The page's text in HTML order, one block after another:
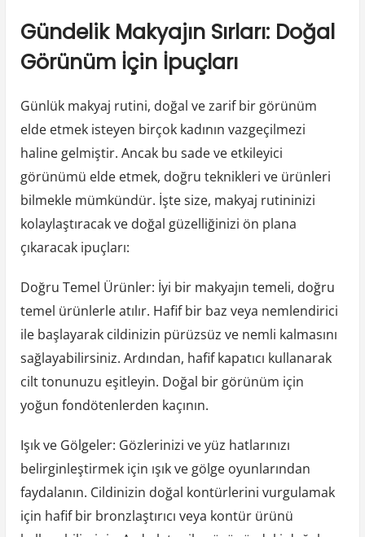
Gündelik Makyajın Sırları: Doğal
Görünüm İçin İpuçları
Günlük makyaj rutini, doğal ve zarif bir görünüm
elde etmek isteyen birçok kadının vazgeçilmezi
haline gelmiştir. Ancak bu sade ve etkileyici
görünümü elde etmek, doğru teknikleri ve ürünleri
bilmekle mümkündür. İşte size, makyaj rutininizi
kolaylaştıracak ve doğal güzelliğinizi ön plana
çıkaracak ipuçları:
Doğru Temel Ürünler: İyi bir makyajın temeli, doğru
temel ürünlerle atılır. Hafif bir baz veya nemlendirici
ile başlayarak cildinizin pürüzsüz ve nemli kalmasını
sağlayabilirsiniz. Ardından, hafif kapatıcı kullanarak
cilt tonunuzu eşitleyin. Doğal bir görünüm için
yoğun fondötenlerden kaçının.
Işık ve Gölgeler: Gözlerinizi ve yüz hatlarınızı
belirginleştirmek için ışık ve gölge oyunlarından
faydalanın. Cildinizin doğal kontürlerini vurgulamak
için hafif bir bronzlaştırıcı veya kontür ürünü